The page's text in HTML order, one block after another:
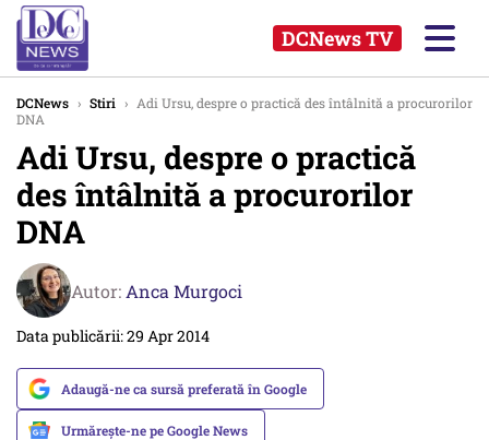
DCNews TV
DCNews › Stiri › Adi Ursu, despre o practică des întâlnită a procurorilor
DNA
Adi Ursu, despre o practică
des întâlnită a procurorilor
DNA
Autor: Anca Murgoci
Data publicării: 29 Apr 2014
Adaugă-ne ca sursă preferată în Google
Urmărește-ne pe Google News